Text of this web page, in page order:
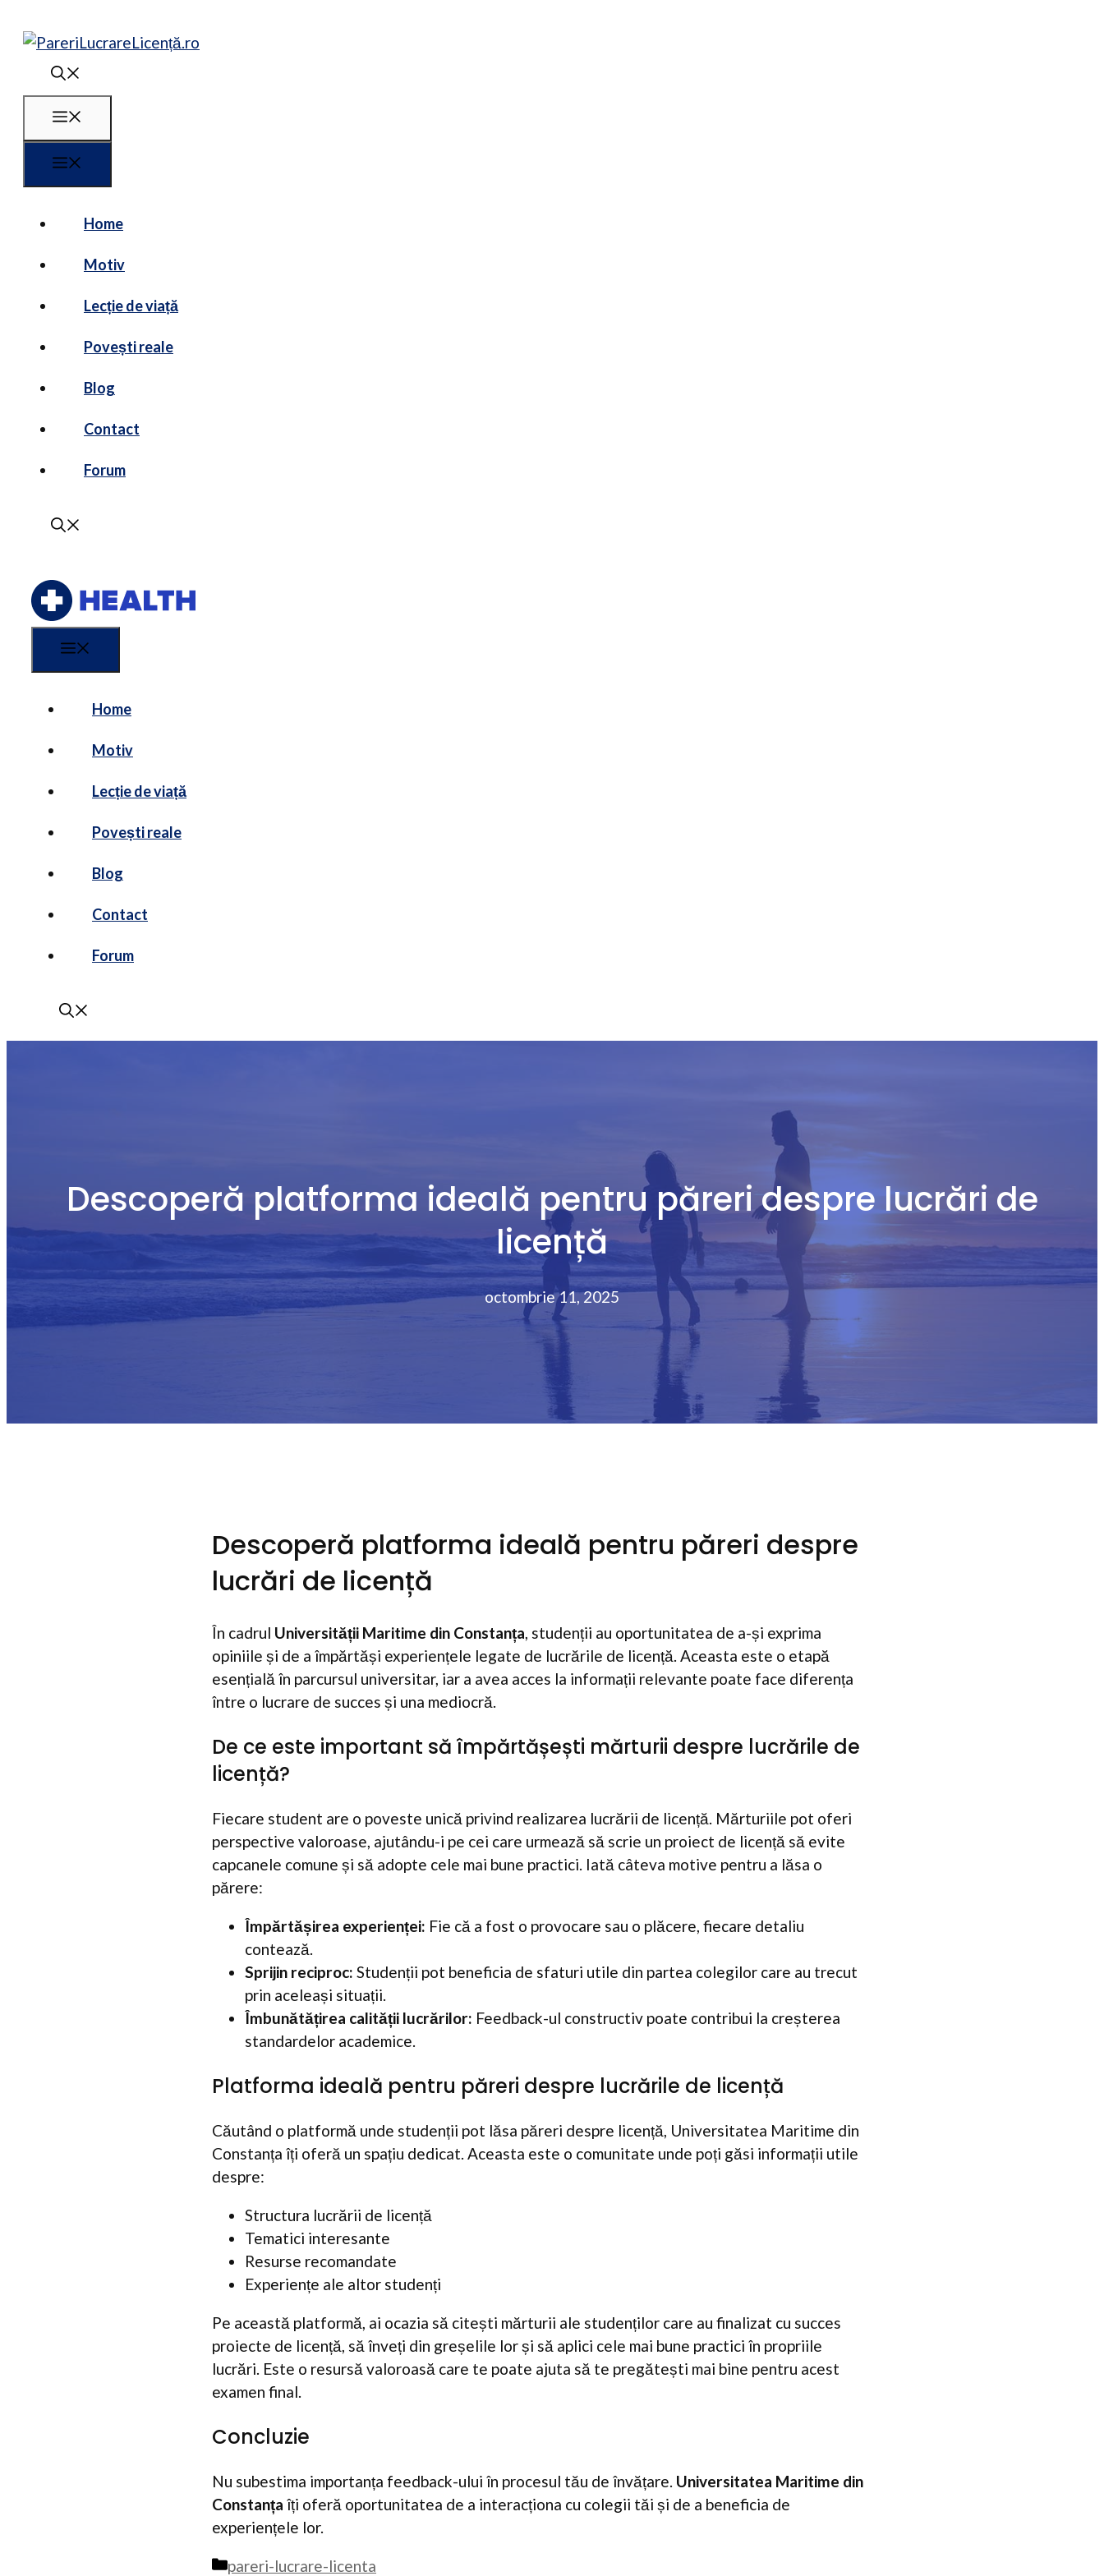
conținut
Home
Motiv
Lecție de viață
Povești reale
Blog
Contact
Forum
Home
Motiv
Lecție de viață
Povești reale
Blog
Contact
Forum
Descoperă platforma ideală pentru păreri despre lucrări de
licență
octombrie 11, 2025
Descoperă platforma ideală pentru păreri despre
lucrări de licență
În cadrul Universității Maritime din Constanța, studenții au oportunitatea de a-și exprima
opiniile și de a împărtăși experiențele legate de lucrările de licență. Aceasta este o etapă
esențială în parcursul universitar, iar a avea acces la informații relevante poate face diferența
între o lucrare de succes și una mediocră.
De ce este important să împărtășești mărturii despre lucrările de
licență?
Fiecare student are o poveste unică privind realizarea lucrării de licență. Mărturiile pot oferi
perspective valoroase, ajutându-i pe cei care urmează să scrie un proiect de licență să evite
capcanele comune și să adopte cele mai bune practici. Iată câteva motive pentru a lăsa o
părere:
Împărtășirea experienței: Fie că a fost o provocare sau o plăcere, fiecare detaliu
contează.
Sprijin reciproc: Studenții pot beneficia de sfaturi utile din partea colegilor care au trecut
prin aceleași situații.
Îmbunătățirea calității lucrărilor: Feedback-ul constructiv poate contribui la creșterea
standardelor academice.
Platforma ideală pentru păreri despre lucrările de licență
Căutând o platformă unde studenții pot lăsa păreri despre licență, Universitatea Maritime din
Constanța îți oferă un spațiu dedicat. Aceasta este o comunitate unde poți găsi informații utile
despre:
Structura lucrării de licență
Tematici interesante
Resurse recomandate
Experiențe ale altor studenți
Pe această platformă, ai ocazia să citești mărturii ale studenților care au finalizat cu succes
proiecte de licență, să înveți din greșelile lor și să aplici cele mai bune practici în propriile
lucrări. Este o resursă valoroasă care te poate ajuta să te pregătești mai bine pentru acest
examen final.
Concluzie
Nu subestima importanța feedback-ului în procesul tău de învățare. Universitatea Maritime din
Constanța îți oferă oportunitatea de a interacționa cu colegii tăi și de a beneficia de
experiențele lor.
Categorii
pareri-lucrare-licenta